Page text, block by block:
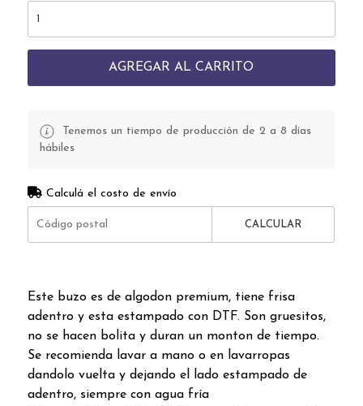
AGREGAR AL CARRITO
Tenemos un tiempo de producción de 2 a 8 días
hábiles
Calculá el costo de envío
CALCULAR
Este buzo es de algodon premium, tiene frisa
adentro y esta estampado con DTF. Son gruesitos,
no se hacen bolita y duran un monton de tiempo.
Se recomienda lavar a mano o en lavarropas
dandolo vuelta y dejando el lado estampado de
adentro, siempre con agua fría